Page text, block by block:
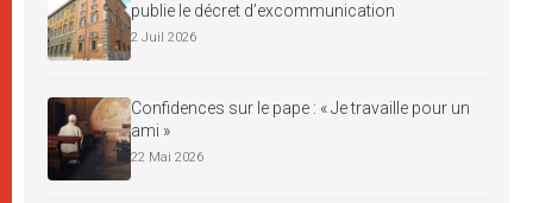
publie le décret d’excommunication
2 Juil 2026
Confidences sur le pape : « Je travaille pour un
ami »
22 Mai 2026